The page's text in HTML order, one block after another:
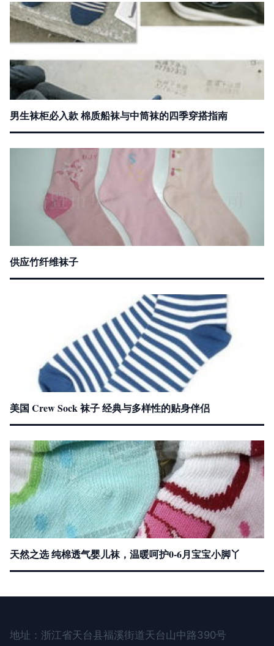
男生袜柜必入款 棉质船袜与中筒袜的四季穿搭指南
供应竹纤维袜子
美国 Crew Sock 袜子 经典与多样性的贴身伴侣
天然之选 纯棉透气婴儿袜，温暖呵护0-6月宝宝小脚丫
地址：浙江省天台县福溪街道天台山中路390号